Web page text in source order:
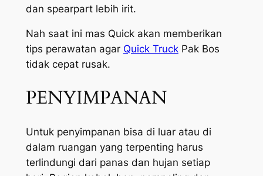
dan spearpart lebih irit.
Nah saat ini mas Quick akan memberikan
tips perawatan agar Quick TruckPak Bos
tidak cepat rusak.
PENYIMPANAN
Untuk penyimpanan bisa di luar atau di
dalam ruangan yang terpenting harus
terlindungi dari panas dan hujan setiap